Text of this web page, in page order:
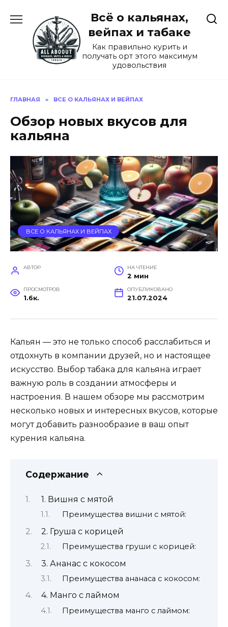
содержанию
Всё о кальянах,
вейпах и табаке
Как правильно курить и
получать орт этого максимум
удовольствия
ГЛАВНАЯ » ВСЕ О КАЛЬЯНАХ И ВЕЙПАХ
Обзор новых вкусов для
кальяна
ВСЕ О КАЛЬЯНАХ И ВЕЙПАХ
АВТОР НА ЧТЕНИЕ
2 мин
ПРОСМОТРОВ
1.6к.
ОПУБЛИКОВАНО
21.07.2024
Кальян — это не только способ расслабиться и
отдохнуть в компании друзей, но и настоящее
искусство. Выбор табака для кальяна играет
важную роль в создании атмосферы и
настроения. В нашем обзоре мы рассмотрим
несколько новых и интересных вкусов, которые
могут добавить разнообразие в ваш опыт
курения кальяна.
Содержание
1. Вишня с мятой
Преимущества вишни с мятой:
2. Груша с корицей
Преимущества груши с корицей:
3. Ананас с кокосом
Преимущества ананаса с кокосом:
4. Манго с лаймом
Преимущества манго с лаймом: